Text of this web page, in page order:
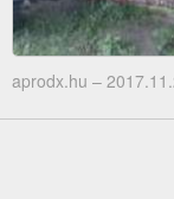
aprodx.hu –